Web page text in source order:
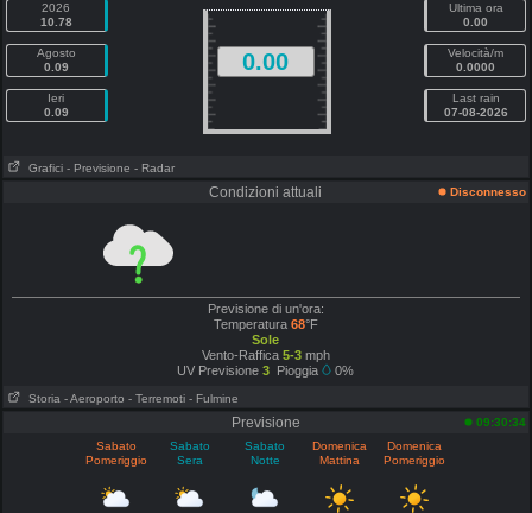
2026
10.78
Agosto
0.09
Ieri
0.09
0.00
Ultima ora
0.00
Velocità/m
0.0000
Last rain
07-08-2026
Grafici - Previsione - Radar
Condizioni attuali Disconnesso
Previsione di un'ora:
Temperatura 68°F
Sole
Vento-Raffica 5-3mph
UV Previsione3 Pioggia 0%
Storia - Aeroporto - Terremoti - Fulmine
Previsione
09:30:34
Sabato
Pomeriggio
Sabato
Sera
Sabato
Notte
Domenica
Mattina
Domenica
Pomeriggio